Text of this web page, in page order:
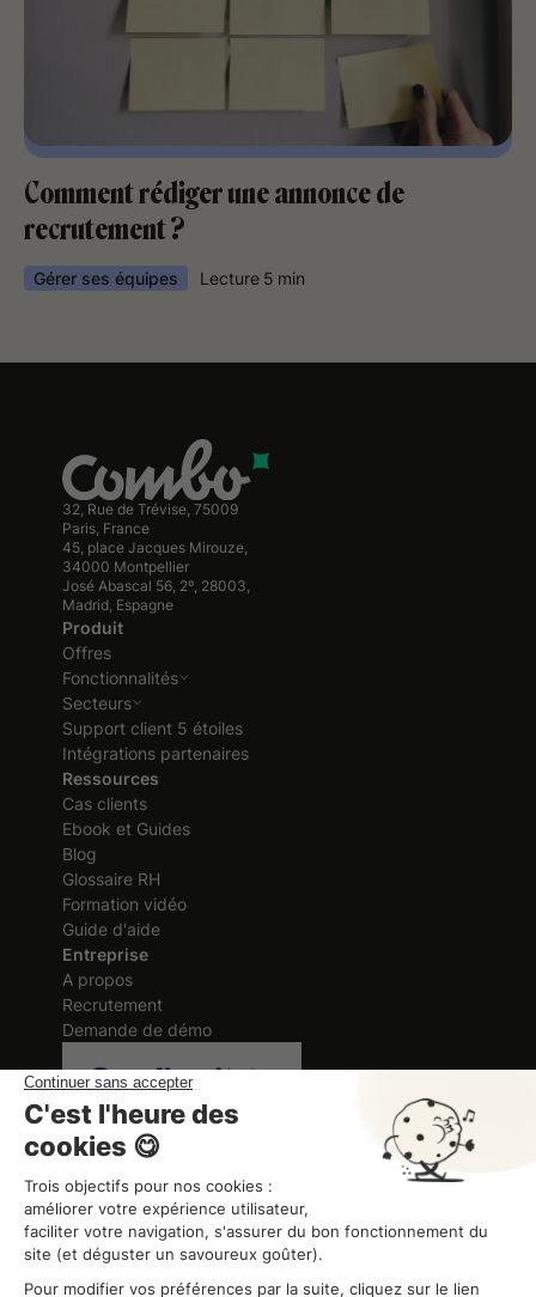
Comment rédiger une annonce de
recrutement ?
Gérer ses équipes Lecture 5 min
32, Rue de Trévise, 75009
Paris, France
45, place Jacques Mirouze,
34000 Montpellier
José Abascal 56, 2º, 28003,
Madrid, Espagne
Produit
Offres
Fonctionnalités
Secteurs
Support client 5 étoiles
Intégrations partenaires
Ressources
Cas clients
Ebook et Guides
Blog
Glossaire RH
Formation vidéo
Guide d'aide
Entreprise
A propos
Recrutement
Demande de démo
Certification délivrée au titre des
actions de formation
ORGANISME DE FORMATION